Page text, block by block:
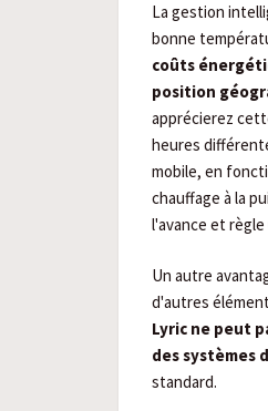
La gestion
bonne
coûts
position
apprécierez
heures
mobile, en
chauffage à la
l'avance et
Un autre
d'autres
Lyric ne peut
des systèmes
standard.